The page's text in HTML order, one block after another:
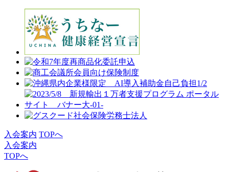
入会案内 TOPへ
入会案内
TOPへ